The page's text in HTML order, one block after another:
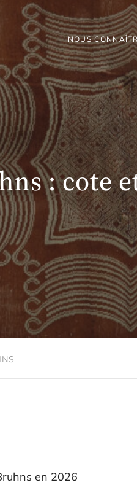
NOUS
: cote
en 2026